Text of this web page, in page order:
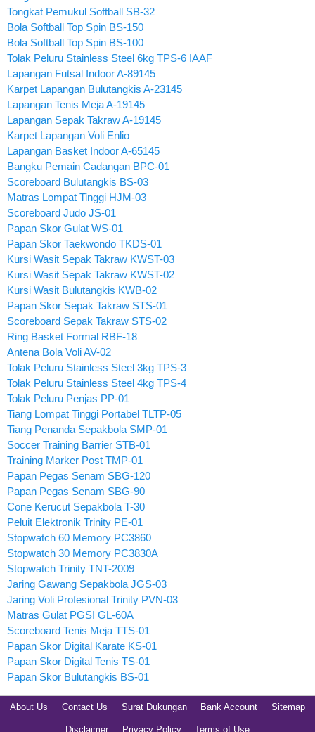
Tongkat Pemukul Softball SB-32
Bola Softball Top Spin BS-150
Bola Softball Top Spin BS-100
Tolak Peluru Stainless Steel 6kg TPS-6 IAAF
Lapangan Futsal Indoor A-89145
Karpet Lapangan Bulutangkis A-23145
Lapangan Tenis Meja A-19145
Lapangan Sepak Takraw A-19145
Karpet Lapangan Voli Enlio
Lapangan Basket Indoor A-65145
Bangku Pemain Cadangan BPC-01
Scoreboard Bulutangkis BS-03
Matras Lompat Tinggi HJM-03
Scoreboard Judo JS-01
Papan Skor Gulat WS-01
Papan Skor Taekwondo TKDS-01
Kursi Wasit Sepak Takraw KWST-03
Kursi Wasit Sepak Takraw KWST-02
Kursi Wasit Bulutangkis KWB-02
Papan Skor Sepak Takraw STS-01
Scoreboard Sepak Takraw STS-02
Ring Basket Formal RBF-18
Antena Bola Voli AV-02
Tolak Peluru Stainless Steel 3kg TPS-3
Tolak Peluru Stainless Steel 4kg TPS-4
Tolak Peluru Penjas PP-01
Tiang Lompat Tinggi Portabel TLTP-05
Tiang Penanda Sepakbola SMP-01
Soccer Training Barrier STB-01
Training Marker Post TMP-01
Papan Pegas Senam SBG-120
Papan Pegas Senam SBG-90
Cone Kerucut Sepakbola T-30
Peluit Elektronik Trinity PE-01
Stopwatch 60 Memory PC3860
Stopwatch 30 Memory PC3830A
Stopwatch Trinity TNT-2009
Jaring Gawang Sepakbola JGS-03
Jaring Voli Profesional Trinity PVN-03
Matras Gulat PGSI GL-60A
Scoreboard Tenis Meja TTS-01
Papan Skor Digital Karate KS-01
Papan Skor Digital Tenis TS-01
Papan Skor Bulutangkis BS-01
About Us Contact Us Surat Dukungan Bank Account Sitemap
Disclaimer Privacy Policy Terms of Use